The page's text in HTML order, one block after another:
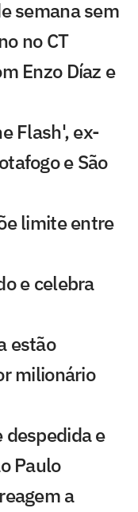
semana sem
no CT
Enzo Díaz e
Flash', ex-
e São
limite entre
e celebra
estão
milionário
despedida e
Paulo
a